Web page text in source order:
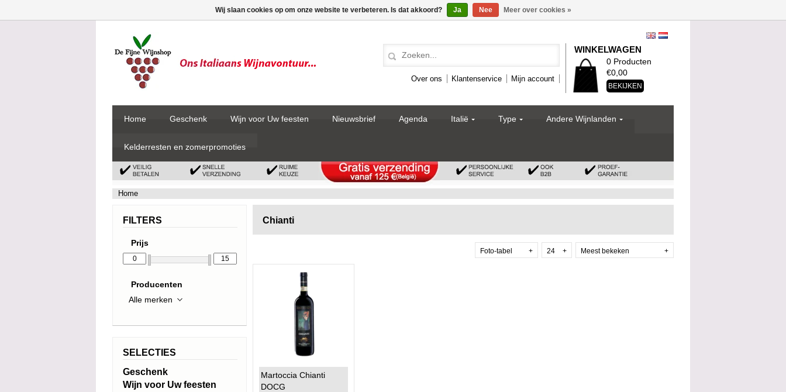
Over ons Klantenservice Mijn account
WINKELWAGEN
0 Producten
€0,00
BEKIJKEN
Home Geschenk Wijn voor Uw feesten Nieuwsbrief Agenda Italië Type Andere Wijnlanden
Kelderresten en zomerpromoties
Home
Chianti
Meest bekeken +
24 +
Foto-tabel +
Martoccia Chianti
DOCG
FILTERS
Prijs
Producenten
SELECTIES
Geschenk
Wijn voor Uw feesten
Wij slaan cookies op om onze website te verbeteren. Is dat akkoord? Ja Nee Meer over cookies »